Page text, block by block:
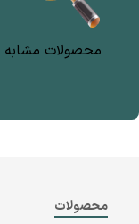
محصولات مشابه
محصولات